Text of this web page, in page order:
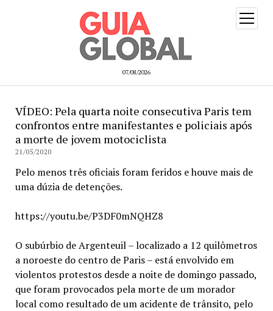
07/08/2026
open
menu
VÍDEO: Pela quarta noite consecutiva Paris tem
confrontos entre manifestantes e policiais após
a morte de jovem motociclista
21/05/2020
Pelo menos três oficiais foram feridos e houve mais de
uma dúzia de detenções.
https://youtu.be/P3DF0mNQHZ8
O subúrbio de Argenteuil – localizado a 12 quilômetros
a noroeste do centro de Paris – está envolvido em
violentos protestos desde a noite de domingo passado,
que foram provocados pela morte de um morador
local como resultado de um acidente de trânsito, pelo